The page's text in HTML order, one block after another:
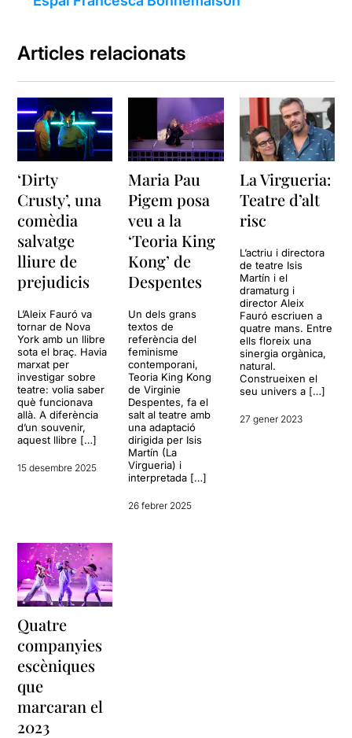
Articles relacionats
‘Dirty
Crusty’, una
comèdia
salvatge
lliure de
prejudicis
L’Aleix Fauró va
tornar de Nova
York amb un llibre
sota el braç. Havia
marxat per
investigar sobre
teatre: volia saber
què funcionava
allà. A diferència
d’un souvenir,
aquest llibre […]
15 desembre 2025
Maria Pau
Pigem posa
veu a la
‘Teoria King
Kong’ de
Despentes
Un dels grans
textos de
referència del
feminisme
contemporani,
Teoria King Kong
de Virginie
Despentes, fa el
salt al teatre amb
una adaptació
dirigida per Isis
Martín (La
Virgueria) i
interpretada […]
26 febrer 2025
La Virgueria:
Teatre d’alt
risc
L’actriu i directora
de teatre Isis
Martín i el
dramaturg i
director Aleix
Fauró escriuen a
quatre mans. Entre
ells floreix una
sinergia orgànica,
natural.
Construeixen el
seu univers a […]
27 gener 2023
Quatre
companyies
escèniques
que
marcaran el
2023